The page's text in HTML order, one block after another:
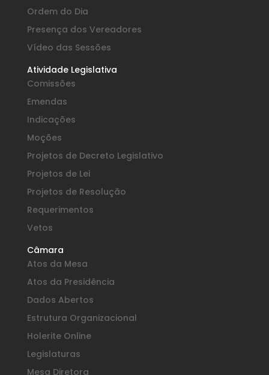
Ordem do Dia
Presença dos Vereadores
Vídeo das Sessões
Atividade Legislativa
Comissões
Emendas
Indicações
Moções
Projetos de Decreto Legislativo
Projetos de Lei
Projetos de Resolução
Requerimentos
Vetos
Câmara
Atos da Mesa
Atos da Presidência
Dados Abertos
Estrutura Organizacional
Holerite Online
Legislaturas
Mesa Diretora